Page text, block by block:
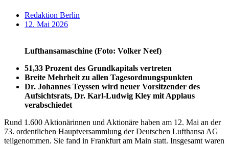
Redaktion Berlin
12. Mai 2026
Lufthansamaschine (Foto: Volker Neef)
51,33 Prozent des Grundkapitals vertreten
Breite Mehrheit zu allen Tagesordnungspunkten
Dr. Johannes Teyssen wird neuer Vorsitzender des
Aufsichtsrats, Dr. Karl-Ludwig Kley mit Applaus
verabschiedet
Rund 1.600 Aktionärinnen und Aktionäre haben am 12. Mai an der
73. ordentlichen Hauptversammlung der Deutschen Lufthansa AG
teilgenommen. Sie fand in Frankfurt am Main statt. Insgesamt waren